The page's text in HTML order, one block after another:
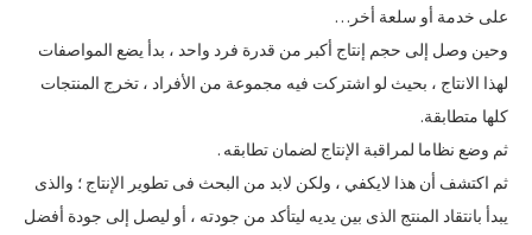
على خدمة أو سلعة أخر…
وحين وصل إلى حجم إنتاج أكبر من قدرة فرد واحد ، بدأ يضع المواصفات
لهذا الانتاج ، بحيث لو اشتركت فيه مجموعة من الأفراد ، تخرج المنتجات
كلها متطابقة.
ثم وضع نظاما لمراقبة الإنتاج لضمان تطابقه .
ثم اكتشف أن هذا لايكفي ، ولكن لابد من البحث فى تطوير الإنتاج ؛ والذى
يبدأ بانتقاد المنتج الذى بين يديه ليتأكد من جودته ، أو ليصل إلى جودة أفضل